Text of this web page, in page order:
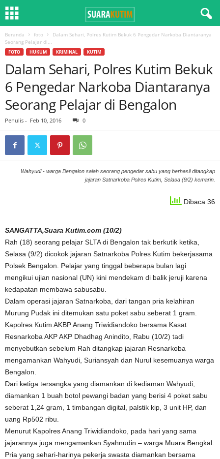
Beranda foto
Dalam Sehari, Polres Kutim Bekuk 6 Pengedar Narkoba Diantaranya
Seorang Pelajar di...
FOTO HUKUM KRIMINAL KUTIM
Dalam Sehari, Polres Kutim Bekuk
6 Pengedar Narkoba Diantaranya
Seorang Pelajar di Bengalon
Penulis - Feb 10, 2016 0
Wahyudi - warga Bengalon salah seorang pengedar sabu yang berhasil ditangkap
jajaran Satnarkoba Polres Kutim, Selasa (9/2) kemarin.
Dibaca 36
SANGATTA,Suara Kutim.com (10/2)
Rah (18) seorang pelajar SLTA di Bengalon tak berkutik ketika,
Selasa (9/2) dicokok jajaran Satnarkoba Polres Kutim bekerjasama
Polsek Bengalon. Pelajar yang tinggal beberapa bulan lagi
mengikui ujian nasional (UN) kini mendekam di balik jeruji karena
kedapatan membawa sabusabu.
Dalam operasi jajaran Satnarkoba, dari tangan pria kelahiran
Murung Pudak ini ditemukan satu poket sabu seberat 1 gram.
Kapolres Kutim AKBP Anang Triwidiandoko bersama Kasat
Resnarkoba AKP AKP Dhadhag Anindito, Rabu (10/2) tadi
menyebutkan sebelum Rah ditangkap jajaran Resnarkoba
mengamankan Wahyudi, Suriansyah dan Nurul kesemuanya warga
Bengalon.
Dari ketiga tersangka yang diamankan di kediaman Wahyudi,
diamankan 1 buah botol pewangi badan yang berisi 4 poket sabu
seberat 1,24 gram, 1 timbangan digital, palstik kip, 3 unit HP, dan
uang Rp502 ribu.
Menurut Kapolres Anang Triwidiandoko, pada hari yang sama
jajarannya juga mengamankan Syahnudin – warga Muara Bengkal.
Pria yang sehari-harinya pekerja swasta diamankan bersama